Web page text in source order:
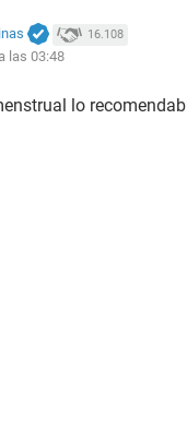
16.108
las 03:48
lo